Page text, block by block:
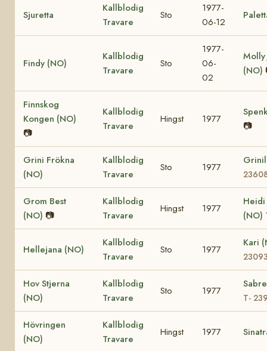
Sjuretta
Kallblodig
Travare
Sto
1977-
06-12
Findy (NO)
Kallblodig
Travare
Sto
1977-
06-
02
Molly
(NO)
Finnskog
Kongen (NO)
📷
Kallblodig
Travare
Hingst 1977
📷
Grini Frökna
(NO)
Kallblodig
Travare
Sto 1977
Grom Best
(NO) 📷
Kallblodig
Travare
Hingst 1977
Heidi
(NO)
Hellejana (NO)
Kallblodig
Travare
Sto 1977
Kari
Hov Stjerna
(NO)
Kallblodig
Travare
Sto 1977
T-
Hövringen
(NO)
Kallblodig
Travare
Hingst 1977